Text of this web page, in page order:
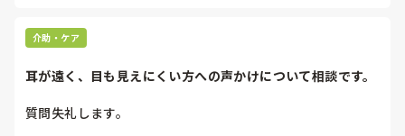
介助・ケア
耳が遠く、目も見えにくい方への声かけについて相談です。
質問失礼します。